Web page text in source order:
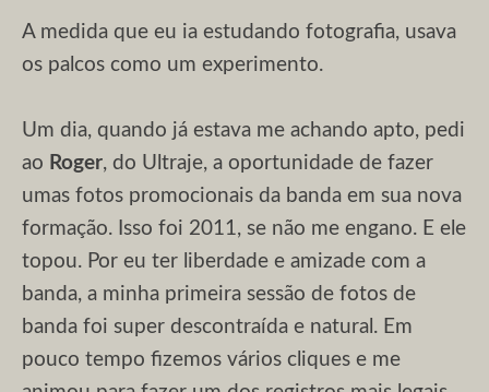
A medida que eu ia estudando fotografia, usava
os palcos como um experimento.
Um dia, quando já estava me achando apto, pedi
ao Roger, do Ultraje, a oportunidade de fazer
umas fotos promocionais da banda em sua nova
formação. Isso foi 2011, se não me engano. E ele
topou. Por eu ter liberdade e amizade com a
banda, a minha primeira sessão de fotos de
banda foi super descontraída e natural. Em
pouco tempo fizemos vários cliques e me